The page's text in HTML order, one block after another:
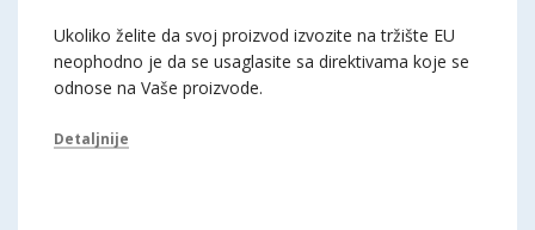
Ukoliko želite da svoj proizvod izvozite na tržište EU
neophodno je da se usaglasite sa direktivama koje se
odnose na Vaše proizvode.
Detaljnije